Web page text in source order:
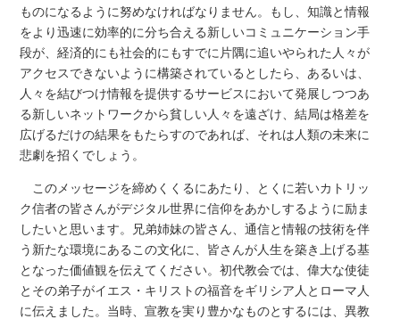
ものになるように努めなければなりません。もし、知識と情報
をより迅速に効率的に分ち合える新しいコミュニケーション手
段が、経済的にも社会的にもすでに片隅に追いやられた人々が
アクセスできないように構築されているとしたら、あるいは、
人々を結びつけ情報を提供するサービスにおいて発展しつつあ
る新しいネットワークから貧しい人々を遠ざけ、結局は格差を
広げるだけの結果をもたらすのであれば、それは人類の未来に
悲劇を招くでしょう。
このメッセージを締めくくるにあたり、とくに若いカトリッ
ク信者の皆さんがデジタル世界に信仰をあかしするように励ま
したいと思います。兄弟姉妹の皆さん、通信と情報の技術を伴
う新たな環境にあるこの文化に、皆さんが人生を築き上げる基
となった価値観を伝えてください。初代教会では、偉大な使徒
とその弟子がイエス・キリストの福音をギリシア人とローマ人
に伝えました。当時、宣教を実り豊かなものとするには、異教